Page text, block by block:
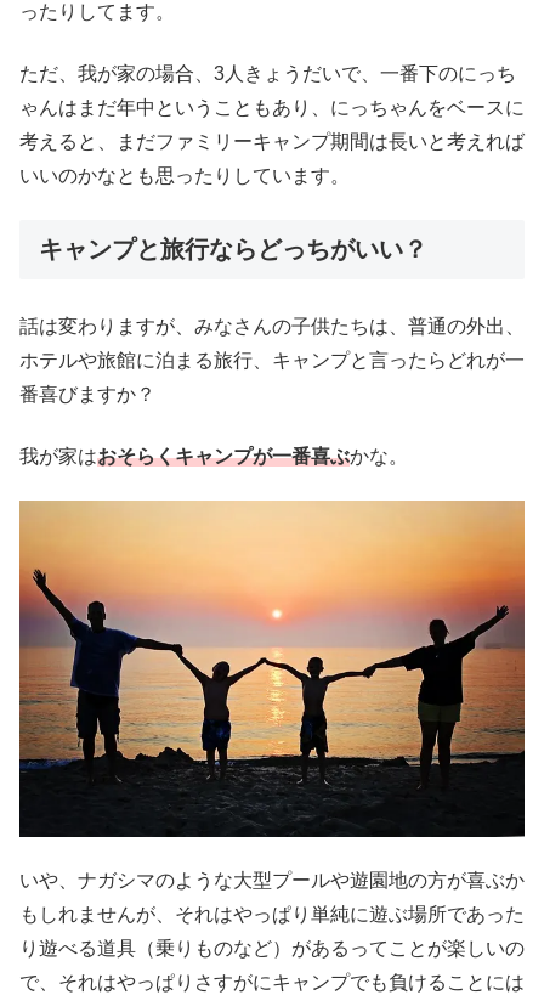
ったりしてます。
ただ、我が家の場合、3人きょうだいで、一番下のにっち
ゃんはまだ年中ということもあり、にっちゃんをベースに
考えると、まだファミリーキャンプ期間は長いと考えれば
いいのかなとも思ったりしています。
キャンプと旅行ならどっちがいい？
話は変わりますが、みなさんの子供たちは、普通の外出、
ホテルや旅館に泊まる旅行、キャンプと言ったらどれが一
番喜びますか？
我が家はおそらくキャンプが一番喜ぶかな。
いや、ナガシマのような大型プールや遊園地の方が喜ぶか
もしれませんが、それはやっぱり単純に遊ぶ場所であった
り遊べる道具（乗りものなど）があるってことが楽しいの
で、それはやっぱりさすがにキャンプでも負けることには